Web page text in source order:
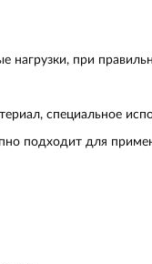
нагрузки, при
специальное
подходит для